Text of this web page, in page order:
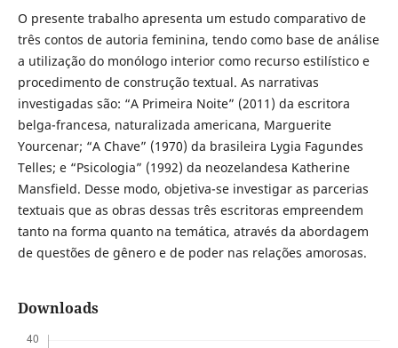
O presente trabalho apresenta um estudo comparativo de
três contos de autoria feminina, tendo como base de análise
a utilização do monólogo interior como recurso estilístico e
procedimento de construção textual. As narrativas
investigadas são: “A Primeira Noite” (2011) da escritora
belga-francesa, naturalizada americana, Marguerite
Yourcenar; “A Chave” (1970) da brasileira Lygia Fagundes
Telles; e “Psicologia” (1992) da neozelandesa Katherine
Mansfield. Desse modo, objetiva-se investigar as parcerias
textuais que as obras dessas três escritoras empreendem
tanto na forma quanto na temática, através da abordagem
de questões de gênero e de poder nas relações amorosas.
Downloads